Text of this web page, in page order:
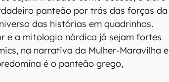
panteão por trás das forças da
das histórias em quadrinhos.
e a mitologia nórdica já sejam fortes
na narrativa da Mulher-Maravilha e
é o panteão grego,